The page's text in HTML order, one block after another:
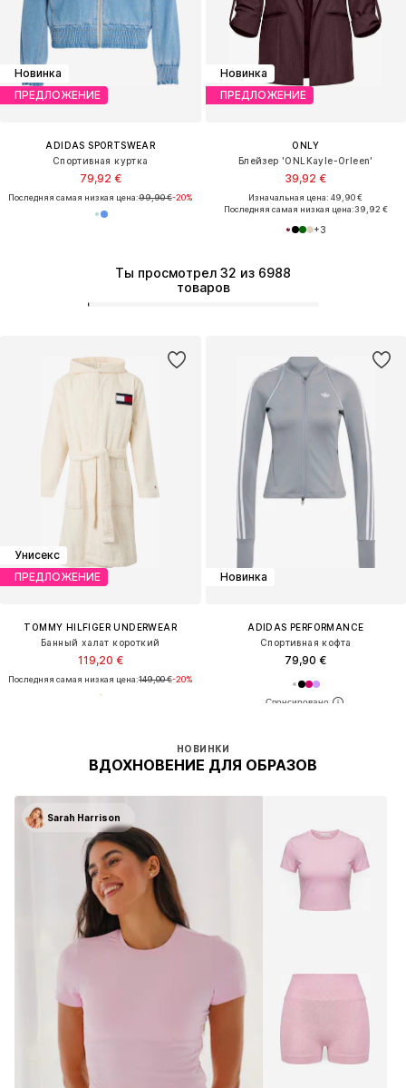
Новинка
ПРЕДЛОЖЕНИЕ
ADIDAS SPORTSWEAR
Спортивная куртка
79,92 €
Последняя самая низкая цена:99,90 €-20%
Новинка
ПРЕДЛОЖЕНИЕ
ONLY
Блейзер 'ONLKayle-Orleen'
39,92 €
Изначальная цена: 49,90 €
Последняя самая низкая цена:39,92 €
+3
Унисекс
ПРЕДЛОЖЕНИЕ
TOMMY HILFIGER UNDERWEAR
Банный халат короткий
119,20 €
Последняя самая низкая цена:149,00 €-20%
Ты просмотрел 32 из 6988
товаров
Новинка
ADIDAS PERFORMANCE
Спортивная кофта
79,90 €
НОВИНКИ
ВДОХНОВЕНИЕ ДЛЯ ОБРАЗОВ
Sarah Harrison